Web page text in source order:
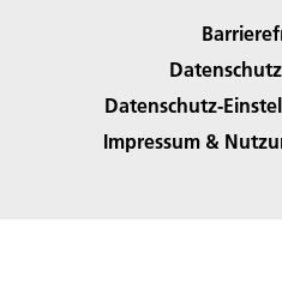
Datenschutz-
Impressum &